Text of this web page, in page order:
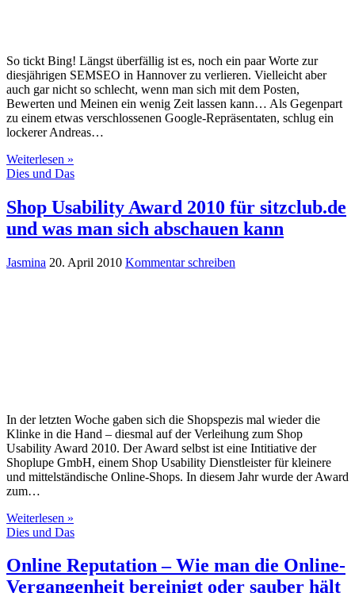
So tickt Bing! Längst überfällig ist es, noch ein paar Worte zur
diesjährigen SEMSEO in Hannover zu verlieren. Vielleicht aber
auch gar nicht so schlecht, wenn man sich mit dem Posten,
Bewerten und Meinen ein wenig Zeit lassen kann… Als Gegenpart
zu einem etwas verschlossenen Google-Repräsentaten, schlug ein
lockerer Andreas…
Weiterlesen »
Dies und Das
Shop Usability Award 2010 für sitzclub.de
und was man sich abschauen kann
Jasmina 20. April 2010 Kommentar schreiben
In der letzten Woche gaben sich die Shopspezis mal wieder die
Klinke in die Hand – diesmal auf der Verleihung zum Shop
Usability Award 2010. Der Award selbst ist eine Intitiative der
Shoplupe GmbH, einem Shop Usability Dienstleister für kleinere
und mittelständische Online-Shops. In diesem Jahr wurde der Award
zum…
Weiterlesen »
Dies und Das
Online Reputation – Wie man die Online-
Vergangenheit bereinigt oder sauber hält